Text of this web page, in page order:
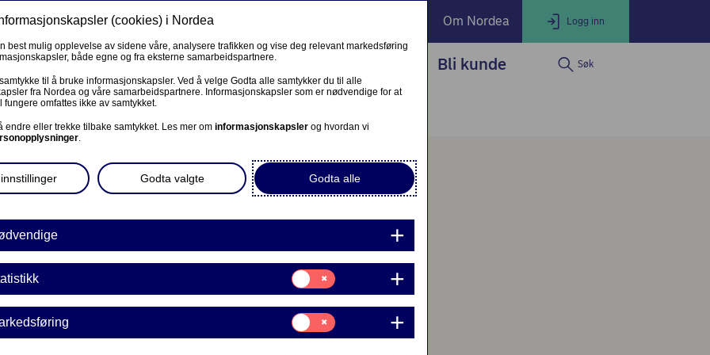
Privat Om Nordea Logg inn
LOGG INN
Endre eller fullfør private lånesøknader
BEDRIFT
Corporate Netbank
AutoFX Hedging
Bedriftens dokumenter
Våre sider -kundeinformasjon
VPS Investortjenester
VPS Foretakstjenester
Våre produkter Fagforbund Bli kunde Søk
medsøker
skal laste opp dokumentasjon eller signere
(cookies) i Nordea
best mulig opplevelse av sidene våre, analysere trafikken og vise deg relevant markedsføring
både egne og fra eksterne samarbeidspartnere.
til å bruke informasjonskapsler. Ved å velge Godta alle samtykker du til alle
fra Nordea og våre samarbeidspartnere. Informasjonskapsler som er nødvendige for at
fungere omfattes ikke av samtykket.
endre eller trekke tilbake samtykket. Les mer om informasjonskapsler og hvordan vi
.
Godta alle
Godta valgte
Samtykke
til:
Statistikk
Samtykke
til:
Markedsføring